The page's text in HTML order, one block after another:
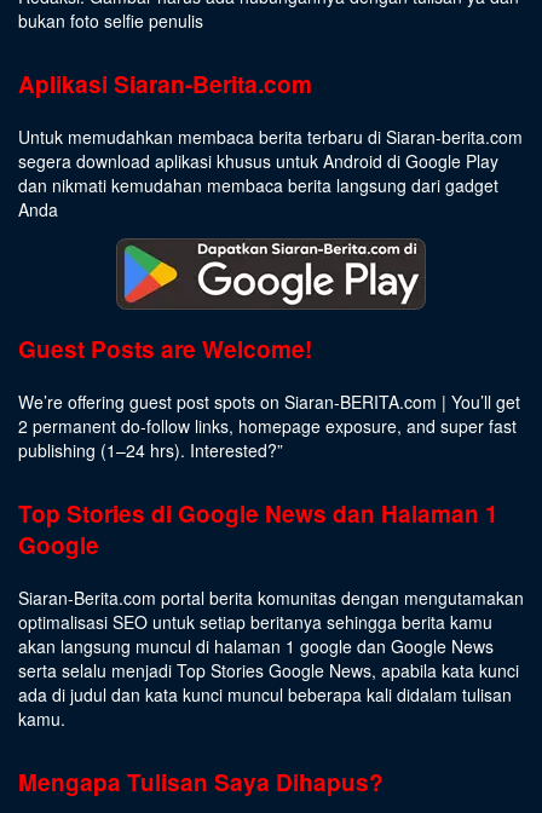
bukan foto selfie penulis
Aplikasi Siaran-Berita.com
Untuk memudahkan membaca berita terbaru di Siaran-berita.com
segera download aplikasi khusus untuk Android di Google Play
dan nikmati kemudahan membaca berita langsung dari gadget
Anda
Guest Posts are Welcome!
We’re offering guest post spots on Siaran-BERITA.com | You’ll get
2 permanent do-follow links, homepage exposure, and super fast
publishing (1–24 hrs). Interested?”
Top Stories di Google News dan Halaman 1
Google
Siaran-Berita.com portal berita komunitas dengan mengutamakan
optimalisasi SEO untuk setiap beritanya sehingga berita kamu
akan langsung muncul di halaman 1 google dan Google News
serta selalu menjadi Top Stories Google News, apabila kata kunci
ada di judul dan kata kunci muncul beberapa kali didalam tulisan
kamu.
Mengapa Tulisan Saya Dihapus?